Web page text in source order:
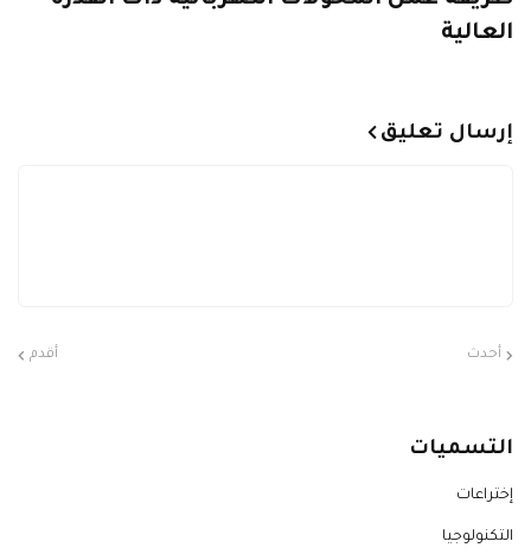
العالية
إرسال تعليق
أحدث أقدم
التسميات
إختراعات
التكنولوجيا